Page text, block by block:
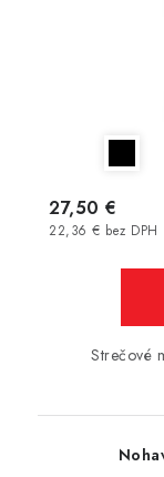
22,36 € bez DPH
27,50 €
Strečové